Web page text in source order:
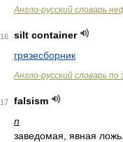
Англо-русский словарь
16
silt container
грязесборник
Англо-русский словарь по
17
falsism
n
заведомая, явная ложь.